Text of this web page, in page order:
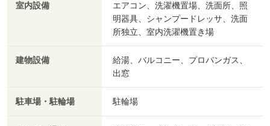
室内設備
エアコン、洗濯機置場、洗面所、照
明器具、シャンプードレッサ、洗面
所独立、室内洗濯機置き場
建物設備
給湯、バルコニー、プロパンガス、
出窓
駐車場・駐輪場 駐輪場